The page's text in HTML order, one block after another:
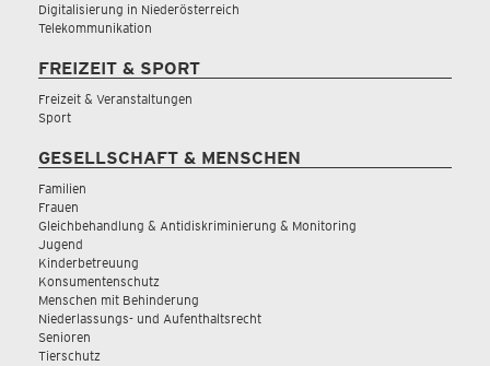
Digitalisierung in Niederösterreich
Telekommunikation
FREIZEIT & SPORT
Freizeit & Veranstaltungen
Sport
GESELLSCHAFT & MENSCHEN
Familien
Frauen
Gleichbehandlung & Antidiskriminierung & Monitoring
Jugend
Kinderbetreuung
Konsumentenschutz
Menschen mit Behinderung
Niederlassungs- und Aufenthaltsrecht
Senioren
Tierschutz